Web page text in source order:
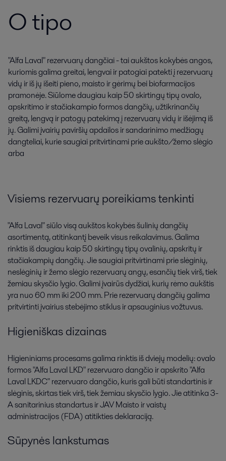
O tipo
"Alfa Laval" rezervuarų dangčiai - tai aukštos kokybės angos,
kuriomis galima greitai, lengvai ir patogiai patekti į rezervuarų
vidų ir iš jų išeiti pieno, maisto ir gėrimų bei biofarmacijos
pramonėje. Siūlome daugiau kaip 50 skirtingų tipų ovalo,
apskritimo ir stačiakampio formos dangčių, užtikrinančių
greitą, lengvą ir patogų patekimą į rezervuarų vidų ir išėjimą iš
jų. Galimi įvairių paviršių apdailos ir sandarinimo medžiagų
dangteliai, kurie saugiai pritvirtinami prie aukšto/žemo slėgio
arba
Visiems rezervuarų poreikiams tenkinti
"Alfa Laval" siūlo visą aukštos kokybės šulinių dangčių
asortimentą, atitinkantį beveik visus reikalavimus. Galima
rinktis iš daugiau kaip 50 skirtingų tipų ovalinių, apskritų ir
stačiakampių dangčių. Jie saugiai pritvirtinami prie slėginių,
neslėginių ir žemo slėgio rezervuarų angų, esančių tiek virš, tiek
žemiau skysčio lygio. Galimi įvairūs dydžiai, kurių rėmo aukštis
yra nuo 60 mm iki 200 mm. Prie rezervuarų dangčių galima
pritvirtinti įvairius stebėjimo stiklus ir apsauginius vožtuvus.
Higieniškas dizainas
Higieniniams procesams galima rinktis iš dviejų modelių: ovalo
formos "Alfa Laval LKD" rezervuaro dangčio ir apskrito "Alfa
Laval LKDC" rezervuaro dangčio, kuris gali būti standartinis ir
slėginis, skirtas tiek virš, tiek žemiau skysčio lygio. Jie atitinka 3-
A sanitarinius standartus ir JAV Maisto ir vaistų
administracijos (FDA) atitikties deklaraciją.
Sūpynės lankstumas